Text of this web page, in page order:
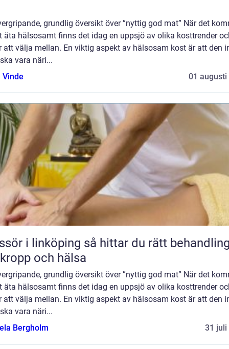
grundlig översikt över ”nyttig god mat” När det
äta hälsosamt finns det idag en uppsjö av olika kosttrender
att välja mellan. En viktig aspekt av hälsosam kost är att den
vara näri...
Vinde
01 augusti
så hittar du rätt behandling
och hälsa
grundlig översikt över ”nyttig god mat” När det
äta hälsosamt finns det idag en uppsjö av olika kosttrender
att välja mellan. En viktig aspekt av hälsosam kost är att den
vara näri...
Bergholm
31 juli